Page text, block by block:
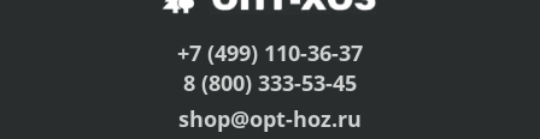
+7 (499) 110-36-37
8 (800) 333-53-45
shop@opt-hoz.ru